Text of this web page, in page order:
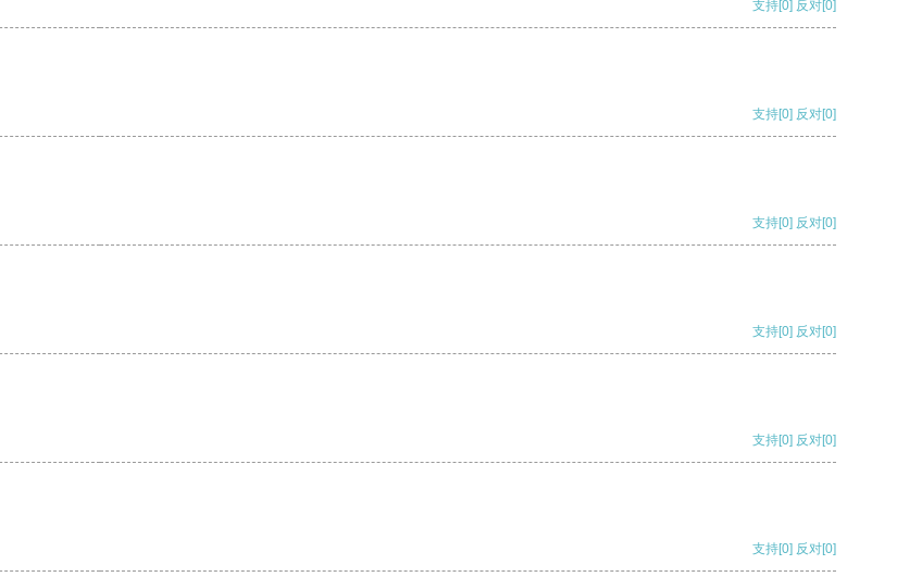
支持[0] 反对[0]
支持[0] 反对[0]
支持[0] 反对[0]
支持[0] 反对[0]
支持[0] 反对[0]
支持[0] 反对[0]